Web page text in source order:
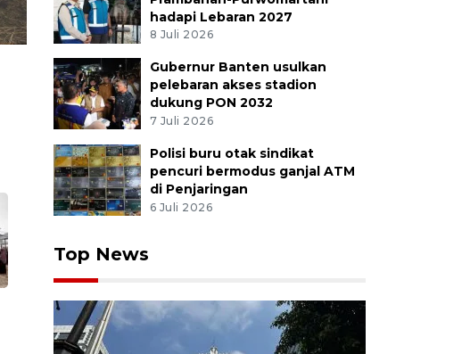
Pedagang melayani calon pembeli sapi kurban di kawasan
(7/6/2024). Pedagang mengaku penjualan sapi kurban yang
Rp40 juta per ekor tergantung besar dan berat badan itu
dari total sebanyak 700 ekor sapi telah terjual 330 ekor
ANTARA FOTO/Bayu Pratama S./aww.
hadapi Lebaran 2027
8 Juli 2026
Gubernur Banten usulkan
pelebaran akses stadion
dukung PON 2032
7 Juli 2026
Polisi buru otak sindikat
pencuri bermodus ganjal ATM
di Penjaringan
6 Juli 2026
Top News